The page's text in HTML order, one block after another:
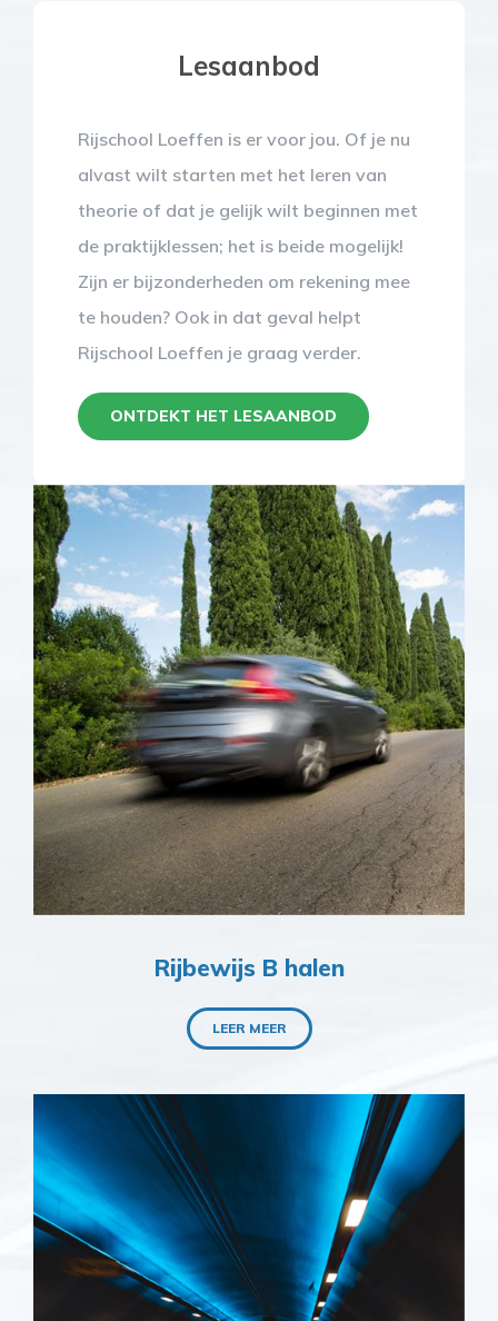
Lesaanbod
Rijschool Loeffen is er voor jou. Of je nu
alvast wilt starten met het leren van
theorie of dat je gelijk wilt beginnen met
de praktijklessen; het is beide mogelijk!
Zijn er bijzonderheden om rekening mee
te houden? Ook in dat geval helpt
Rijschool Loeffen je graag verder.
ONTDEKT HET LESAANBOD
Rijbewijs B halen
LEER MEER